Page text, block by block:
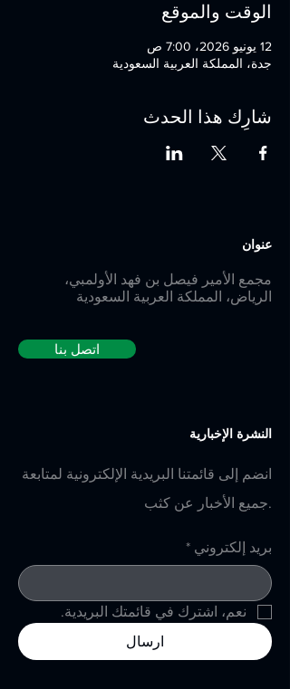
الوقت والموقع
12 يونيو 2026، 7:00 ص
جدة، المملكة العربية السعودية
شارِك هذا الحدث
عنوان
مجمع الأمير فيصل بن فهد الأولمبي،
الرياض، المملكة العربية السعودية
اتصل بنا
النشرة الإخبارية
انضم إلى قائمتنا البريدية الإلكترونية لمتابعة
جميع الأخبار عن كثب.
بريد إلكتروني *
نعم، اشترك في قائمتك البريدية.
ارسال